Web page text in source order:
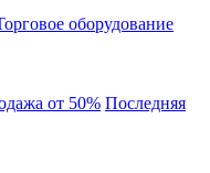
оборудование
от 50% Последняя